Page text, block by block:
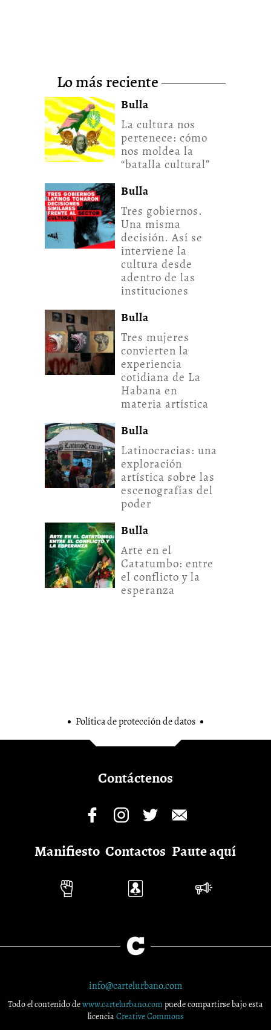
lo más reciente
Bulla
La cultura nos
pertenece: cómo
nos moldea la
“batalla cultural”
Bulla
Tres gobiernos.
Una misma
decisión. Así se
interviene la
cultura desde
adentro de las
instituciones
Bulla
Tres mujeres
convierten la
experiencia
cotidiana de La
Habana en
materia artística
Bulla
Latinocracias: una
exploración
artística sobre las
escenografías del
poder
Bulla
Arte en el
Catatumbo: entre
el conflicto y la
esperanza
Política de protección de datos
Contáctenos
Manifiesto Contactos Paute aquí
info@cartelurbano.com
Todo el contenido dewww.cartelurbano.com puede compartirse bajo esta
licenciaCreative Commons